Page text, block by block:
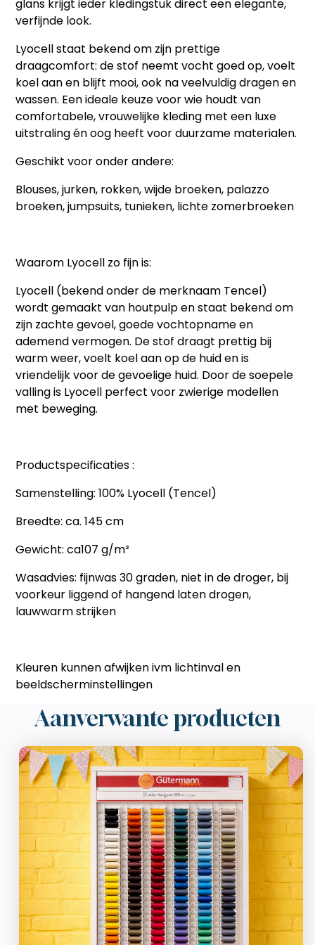
glans krijgt ieder kledingstuk direct een elegante,
verfijnde look.
Lyocell staat bekend om zijn prettige
draagcomfort: de stof neemt vocht goed op, voelt
koel aan en blijft mooi, ook na veelvuldig dragen en
wassen. Een ideale keuze voor wie houdt van
comfortabele, vrouwelijke kleding met een luxe
uitstraling én oog heeft voor duurzame materialen.
Geschikt voor onder andere:
Blouses, jurken, rokken, wijde broeken, palazzo
broeken, jumpsuits, tunieken, lichte zomerbroeken
Waarom Lyocell zo fijn is:
Lyocell (bekend onder de merknaam Tencel)
wordt gemaakt van houtpulp en staat bekend om
zijn zachte gevoel, goede vochtopname en
ademend vermogen. De stof draagt prettig bij
warm weer, voelt koel aan op de huid en is
vriendelijk voor de gevoelige huid. Door de soepele
valling is Lyocell perfect voor zwierige modellen
met beweging.
Productspecificaties :
Samenstelling: 100% Lyocell (Tencel)
Breedte: ca. 145 cm
Gewicht: ca107 g/m²
Wasadvies: fijnwas 30 graden, niet in de droger, bij
voorkeur liggend of hangend laten drogen,
lauwwarm strijken
Kleuren kunnen afwijken ivm lichtinval en
beeldscherminstellingen
Aanverwante producten